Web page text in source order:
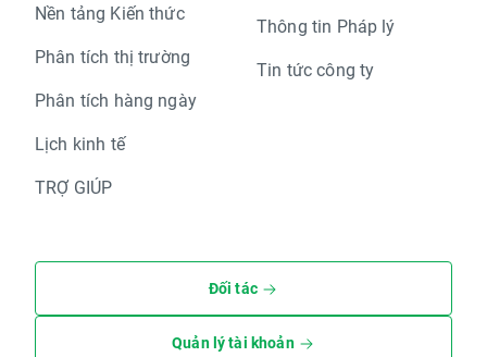
Nền tảng Kiến thức
Phân tích thị trường
Phân tích hàng ngày
Lịch kinh tế
TRỢ GIÚP
Thông tin Pháp lý
Tin tức công ty
Đối tác
Quản lý tài khoản